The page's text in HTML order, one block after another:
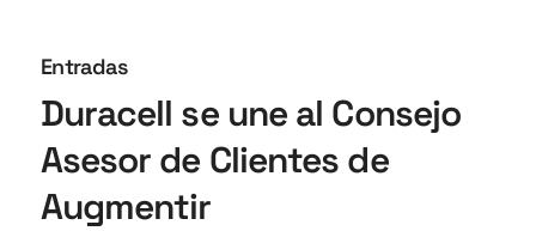
Entradas
Duracell se une al Consejo
Asesor de Clientes de
Augmentir